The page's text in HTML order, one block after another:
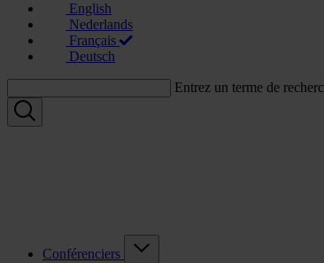
English
Nederlands
Français
Deutsch
Entrez un terme de
Conférenciers